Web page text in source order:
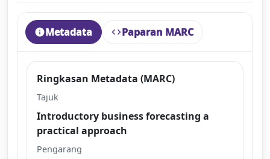
Ringkasan Metadata (MARC)
Tajuk
Introductory business forecasting a
practical approach
Pengarang
infoMetadata codePaparan MARC